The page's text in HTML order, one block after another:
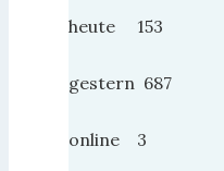
heute 153
gestern 687
online 3